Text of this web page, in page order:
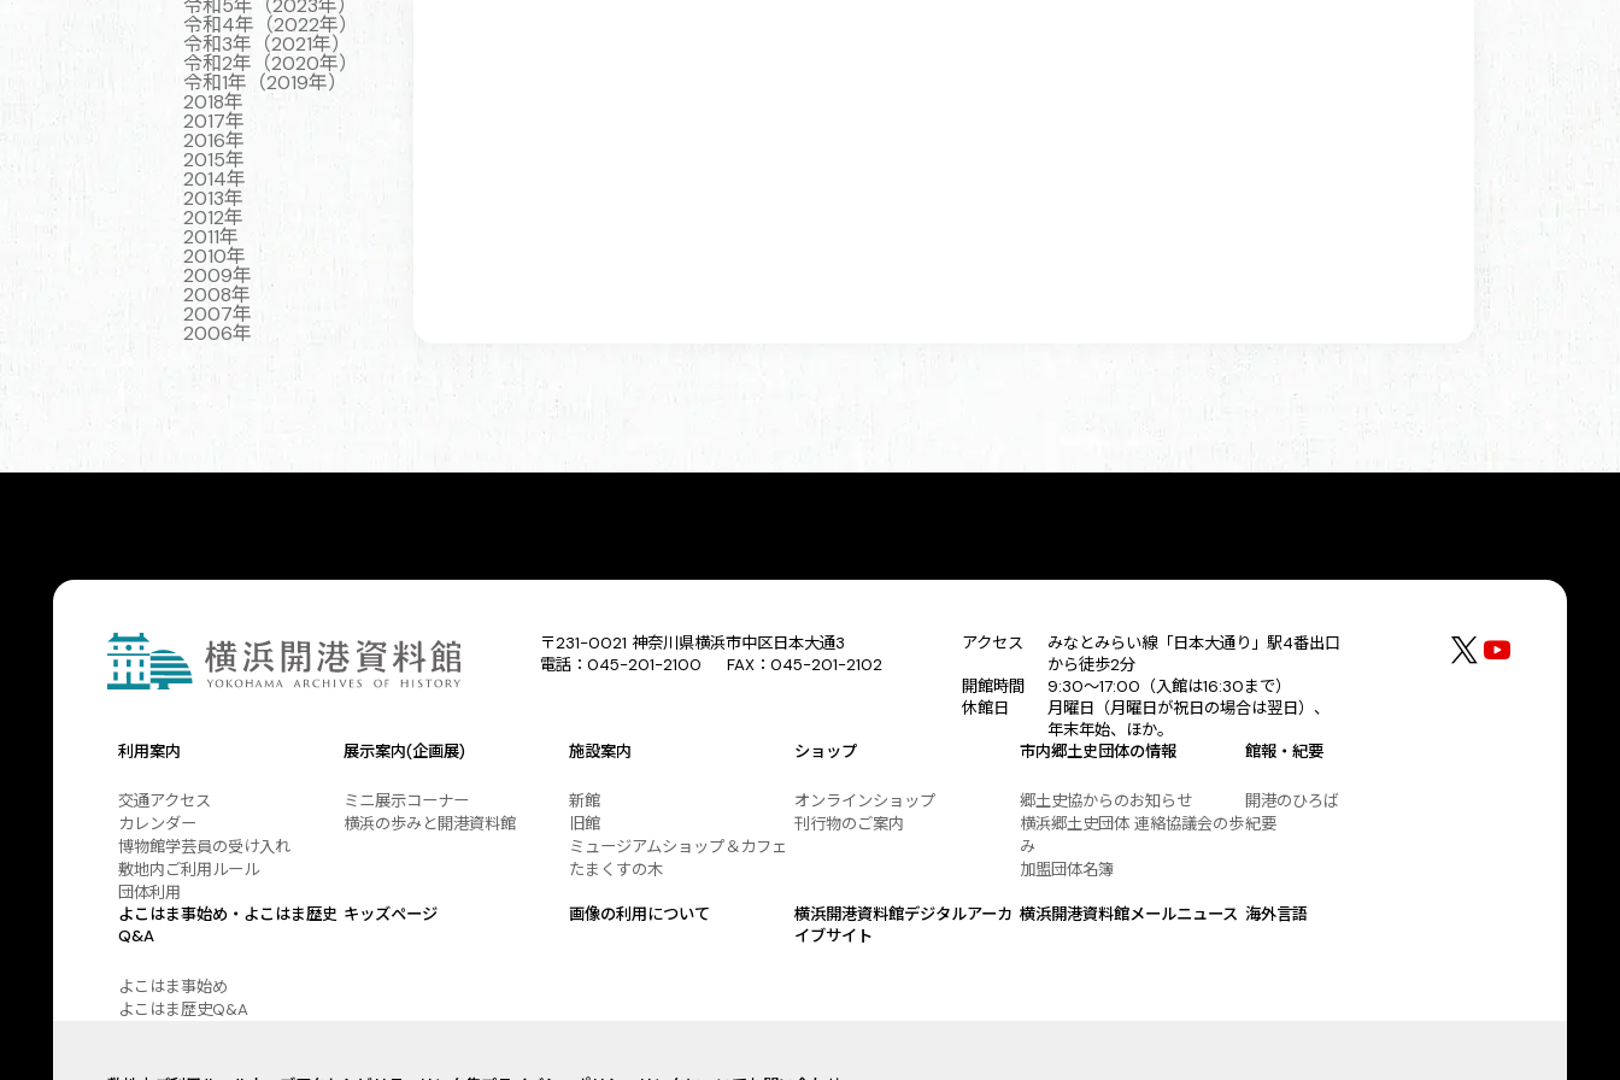
令和5年（2023年）
令和4年（2022年）
令和3年（2021年）
令和2年（2020年）
令和1年（2019年）
2018年
2017年
2016年
2015年
2014年
2013年
2012年
2011年
2010年
2009年
2008年
2007年
2006年
〒231-0021 神奈川県横浜市中区日本大通3
電話：045-201-2100 FAX：045-201-2102
アクセス
みなとみらい線「日本大通り」駅4番出口
から徒歩2分
開館時間
9:30〜17:00（入館は16:30まで）
休館日
月曜日（月曜日が祝日の場合は翌日）、
年末年始、ほか。
利用案内
交通アクセス
カレンダー
博物館学芸員の受け入れ
敷地内ご利用ルール
団体利用
展示案内(企画展)
ミニ展示コーナー
横浜の歩みと開港資料館
施設案内
新館
旧館
ミュージアムショップ＆カフェ
たまくすの木
ショップ
オンラインショップ
刊行物のご案内
市内郷土史団体の情報
郷土史協からのお知らせ
横浜郷土史団体 連絡協議会の歩
み
加盟団体名簿
館報・紀要
開港のひろば
紀要
よこはま事始め・よこはま歴史
Q&A
よこはま事始め
よこはま歴史Q&A
キッズページ 画像の利用について
横浜開港資料館デジタルアーカ
イブサイト
横浜開港資料館メールニュース 海外言語